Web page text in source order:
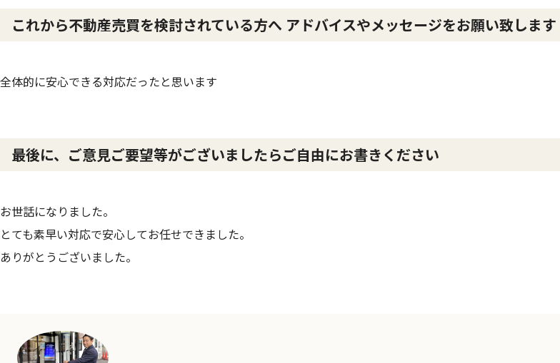
これから不動産売買を検討されている方へ アドバイスやメッセージをお願い致します
全体的に安心できる対応だったと思います
最後に、ご意見ご要望等がございましたらご自由にお書きください
お世話になりました。
とても素早い対応で安心してお任せできました。
ありがとうございました。